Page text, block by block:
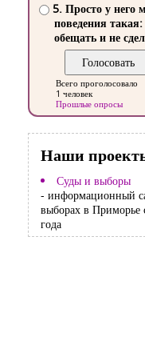
5. Просто у него
поведения такая:
обещать и не
Всего проголосовало
1 человек
Прошлые опросы
Наши
Суды и выборы
- информационный
выборах в Приморье
года